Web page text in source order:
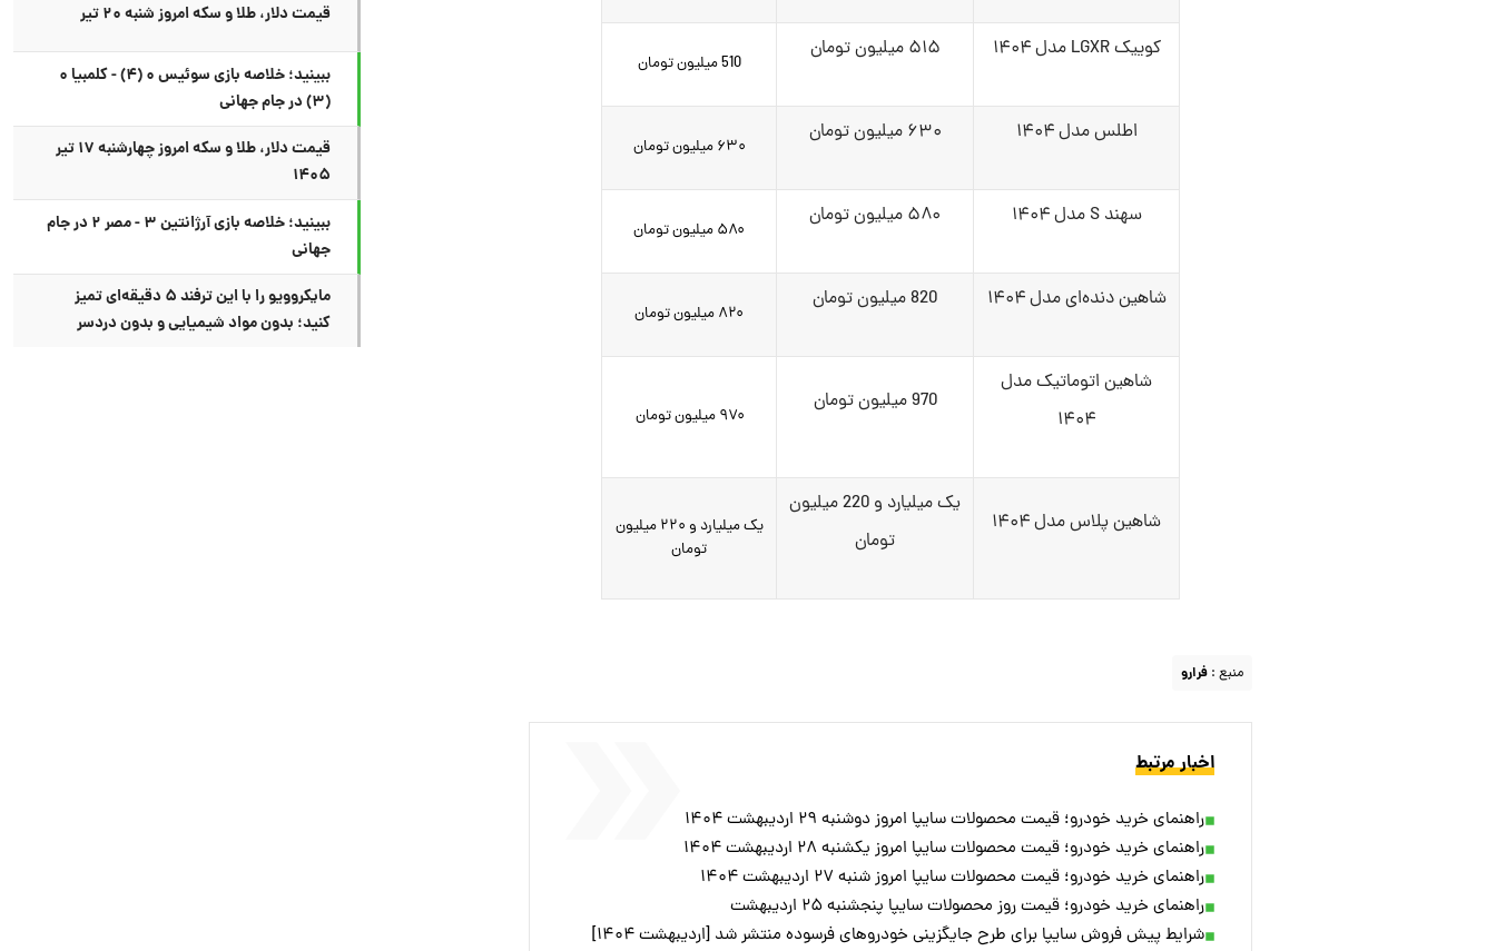
کوییک LGXR مدل ۱۴۰۴ ۵۱۵ میلیون تومان
510 میلیون تومان
اطلس مدل ۱۴۰۴ ۶۳۰ میلیون تومان
۶۳۰ میلیون تومان
سهند S مدل ۱۴۰۴ ۵۸۰ میلیون تومان
۵۸۰ میلیون تومان
شاهین دنده‌ای مدل ۱۴۰۴ 820 میلیون تومان
۸۲۰ میلیون تومان
شاهین اتوماتیک مدل
۱۴۰۴
970 میلیون تومان
۹۷۰ میلیون تومان
شاهین پلاس مدل ۱۴۰۴
یک میلیارد و 220 میلیون
تومان
یک میلیارد و ۲۲۰ میلیون
تومان
منبع : فرارو
اخبار مرتبط
راهنمای خرید خودرو؛ قیمت محصولات سایپا امروز دوشنبه ۲۹ اردیبهشت ۱۴۰۴
راهنمای خرید خودرو؛ قیمت محصولات سایپا امروز یکشنبه ۲۸ اردیبهشت ۱۴۰۴
راهنمای خرید خودرو؛ قیمت محصولات سایپا امروز شنبه ۲۷ اردیبهشت ۱۴۰۴
راهنمای خرید خودرو؛ قیمت روز محصولات سایپا پنجشنبه ۲۵ اردیبهشت
شرایط پیش فروش سایپا برای طرح جایگزینی خودروهای فرسوده منتشر شد [اردیبهشت ۱۴۰۴]
قیمت دلار، طلا و سکه امروز شنبه ۲۰ تیر
ببینید؛ خلاصه بازی سوئیس ۰ (۴) - کلمبیا ۰
(۳) در جام جهانی
قیمت دلار، طلا و سکه امروز چهارشنبه ۱۷ تیر
۱۴۰۵
ببینید؛ خلاصه بازی آرژانتین ۳ - مصر ۲ در جام
جهانی
مایکروویو را با این ترفند ۵ دقیقه‌ای تمیز
کنید؛ بدون مواد شیمیایی و بدون دردسر